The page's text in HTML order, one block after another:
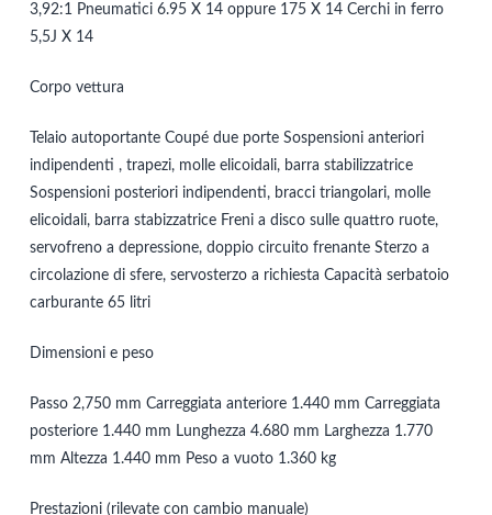
3,92:1 Pneumatici 6.95 X 14 oppure 175 X 14 Cerchi in ferro
5,5J X 14
Corpo vettura
Telaio autoportante Coupé due porte Sospensioni anteriori
indipendenti , trapezi, molle elicoidali, barra stabilizzatrice
Sospensioni posteriori indipendenti, bracci triangolari, molle
elicoidali, barra stabizzatrice Freni a disco sulle quattro ruote,
servofreno a depressione, doppio circuito frenante Sterzo a
circolazione di sfere, servosterzo a richiesta Capacità serbatoio
carburante 65 litri
Dimensioni e peso
Passo 2,750 mm Carreggiata anteriore 1.440 mm Carreggiata
posteriore 1.440 mm Lunghezza 4.680 mm Larghezza 1.770
mm Altezza 1.440 mm Peso a vuoto 1.360 kg
Prestazioni (rilevate con cambio manuale)